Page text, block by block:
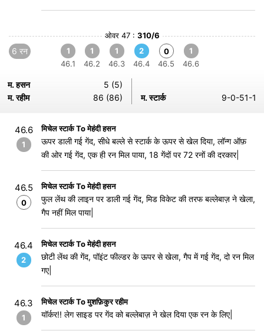
ओवर 47 : 310/6
6 रन
1
46.1
1
46.2
1
46.3
2
46.4
0
46.5
1
46.6
म. हसन
5 (5)
म. रहीम
86 (86) म. स्टार्क 9-0-51-1
46.6
1
मिचेल स्टार्क To मेहंदी हसन
ऊपर डाली गई गेंद, सीधे बल्ले से स्टार्क के ऊपर से खेल दिया, लॉन्ग ऑफ़
की ओर गई गेंद, एक ही रन मिल पाया, 18 गेंदों पर 72 रनों की दरकार|
46.5
0
मिचेल स्टार्क To मेहंदी हसन
फुल लेंथ की लाइन पर डाली गई गेंद, मिड विकेट की तरफ बल्लेबाज़ ने खेला,
गैप नहीं मिल पाया|
46.4
2
मिचेल स्टार्क To मेहंदी हसन
छोटी लेंथ की गेंद, पॉइंट फील्डर के ऊपर से खेला, गैप में गई गेंद, दो रन मिल
गए|
46.3
1
मिचेल स्टार्क To मुशफ़िकुर रहीम
यॉर्कर!! लेग साइड पर गेंद को बल्लेबाज़ ने खेल दिया एक रन के लिए|